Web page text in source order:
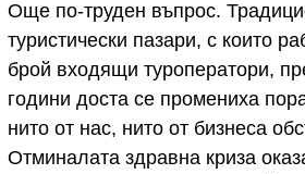
Още по-труден въпрос.
туристически пазари, с които
брой входящи туроператори,
години доста се промениха
нито от нас, нито от бизнеса
Отминалата здравна криза